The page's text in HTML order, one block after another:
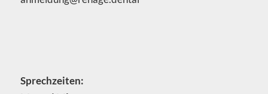
Sprechzeiten: